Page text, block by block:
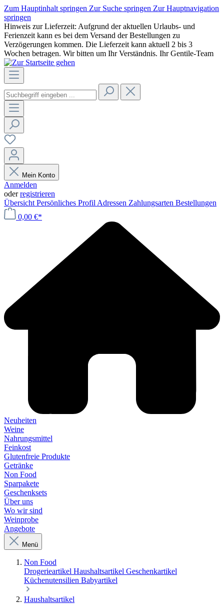
Zum Hauptinhalt springen Zur Suche springen Zur Hauptnavigation
springen
Hinweis zur Lieferzeit: Aufgrund der aktuellen Urlaubs- und
Ferienzeit kann es bei dem Versand der Bestellungen zu
Verzögerungen kommen. Die Lieferzeit kann aktuell 2 bis 3
Wochen betragen. Wir bitten um Ihr Verständnis. Ihr Gentile-Team
Mein Konto
Anmelden
oderregistrieren
Übersicht Persönliches Profil Adressen Zahlungsarten Bestellungen
0,00 €*
Neuheiten
Weine
Nahrungsmittel
Feinkost
Glutenfreie Produkte
Getränke
Non Food
Sparpakete
Geschenksets
Über uns
Wo wir sind
Weinprobe
Angebote
Menü
Non Food
Drogerieartikel Haushaltsartikel Geschenkartikel
Küchenutensilien Babyartikel
Haushaltsartikel